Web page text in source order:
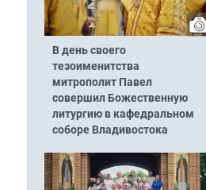
В день своего
тезоименитства
митрополит Павел
совершил Божественную
литургию в кафедральном
соборе Владивостока